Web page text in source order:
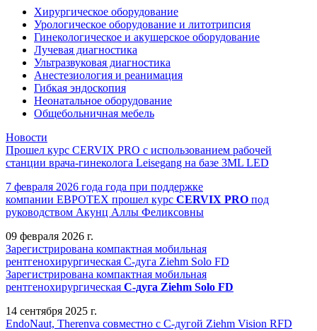
Хирургическое оборудование
Урологическое оборудование и литотрипсия
Гинекологическое и акушерское оборудование
Лучевая диагностика
Ультразвуковая диагностика
Анестезиология и реанимация
Гибкая эндоскопия
Неонатальное оборудование
Общебольничная мебель
Новости
Прошел курс CERVIX PRO с использованием рабочей
станции врача-гинеколога Leisegang на базе 3ML LED
7 февраля 2026 года года при поддержке
компании ЕВРОТЕХ прошел курс CERVIX PRO под
руководством Акунц Аллы Феликсовны
09 февраля 2026 г.
Зарегистрирована компактная мобильная
рентгенохирургическая С-дуга Ziehm Solo FD
Зарегистрирована компактная мобильная
рентгенохирургическая С-дуга Ziehm Solo FD
14 сентября 2025 г.
EndoNaut, Therenva совместно с С-дугой Ziehm Vision RFD